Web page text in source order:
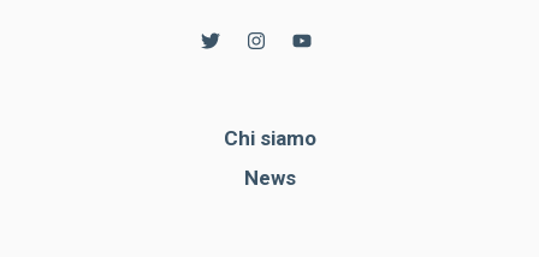
Chi siamo
News